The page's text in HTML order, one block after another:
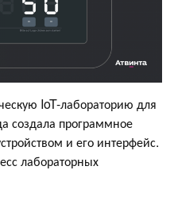
IoT-лабораторию для
создала программное
и его интерфейс.
лабораторных